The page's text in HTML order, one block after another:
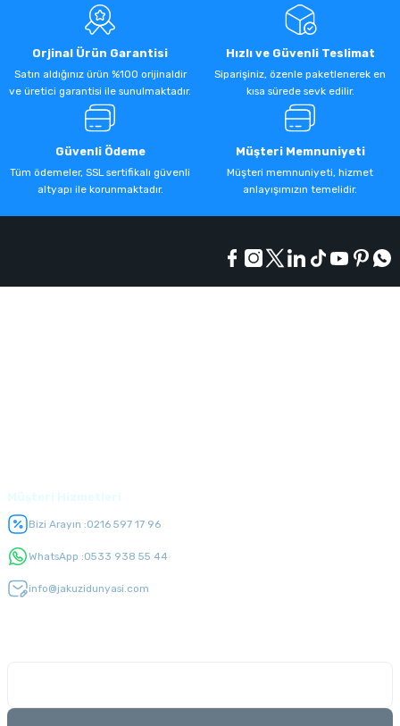
Orjinal Ürün Garantisi
Satın aldığınız ürün %100 orijinaldir
ve üretici garantisi ile sunulmaktadır.
Hızlı ve Güvenli Teslimat
Siparişiniz, özenle paketlenerek en
kısa sürede sevk edilir.
Güvenli Ödeme
Tüm ödemeler, SSL sertifikalı güvenli
altyapı ile korunmaktadır.
Müşteri Memnuniyeti
Müşteri memnuniyeti, hizmet
anlayışımızın temelidir.
Bizi Arayın :0216 597 17 96
WhatsApp :0533 938 55 44
info@jakuzidunyasi.com